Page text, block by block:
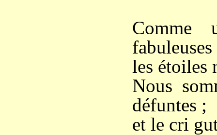
Comme
fabuleuses
les étoiles
Nous
défuntes ;
et le cri